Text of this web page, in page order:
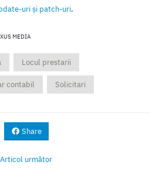
uri şi patch-uri.
MEDIA
Locul prestarii
contabil Solicitari
Share
Articol următor